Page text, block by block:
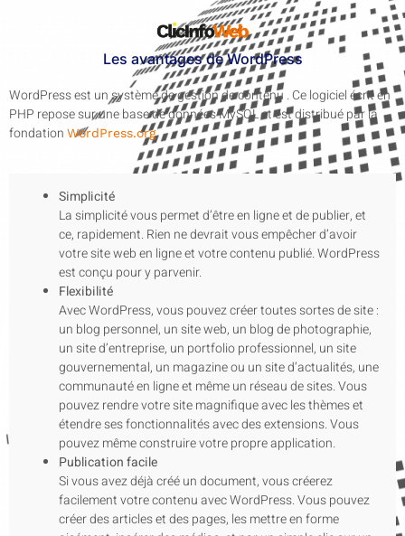
Les avantages de WordPress
WordPress est un système de gestion de contenu . Ce logiciel écrit en
PHP repose sur une base de données MySQL et est distribué par la
fondation WordPress.org.
Simplicité
La simplicité vous permet d’être en ligne et de publier, et
ce, rapidement. Rien ne devrait vous empêcher d’avoir
votre site web en ligne et votre contenu publié. WordPress
est conçu pour y parvenir.
Flexibilité
Avec WordPress, vous pouvez créer toutes sortes de site :
un blog personnel, un site web, un blog de photographie,
un site d’entreprise, un portfolio professionnel, un site
gouvernemental, un magazine ou un site d’actualités, une
communauté en ligne et même un réseau de sites. Vous
pouvez rendre votre site magnifique avec les thèmes et
étendre ses fonctionnalités avec des extensions. Vous
pouvez même construire votre propre application.
Publication facile
Si vous avez déjà créé un document, vous créerez
facilement votre contenu avec WordPress. Vous pouvez
créer des articles et des pages, les mettre en forme